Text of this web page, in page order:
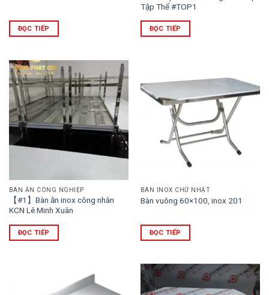
ĐỌC TIẾP
Tập Thể #TOP1
ĐỌC TIẾP
BÀN ĂN CÔNG NGHIỆP
【#1】Bàn ăn inox công nhân
KCN Lê Minh Xuân
ĐỌC TIẾP
BÀN INOX CHỮ NHẬT
Bàn vuông 60×100, inox 201
ĐỌC TIẾP